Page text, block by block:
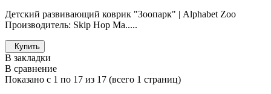
Детский развивающий коврик "Зоопарк" | Alphabet Zoo
Производитель: Skip Hop Ма.....
Купить
В закладки
В сравнение
Показано с 1 по 17 из 17 (всего 1 страниц)